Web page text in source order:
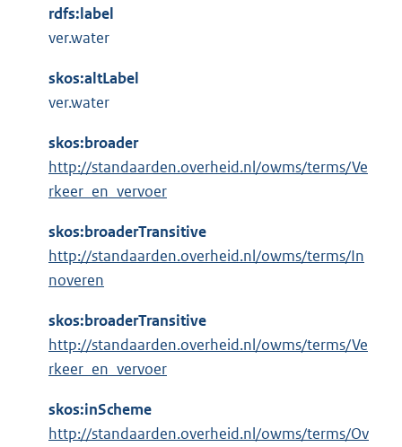
n
k
i
n
:
rdfs:label
ver.water
skos:altLabel
ver.water
skos:broader
http://standaarden.overheid.nl/owms/terms/Ve
rkeer_en_vervoer
skos:broaderTransitive
http://standaarden.overheid.nl/owms/terms/In
noveren
skos:broaderTransitive
http://standaarden.overheid.nl/owms/terms/Ve
rkeer_en_vervoer
skos:inScheme
http://standaarden.overheid.nl/owms/terms/Ov